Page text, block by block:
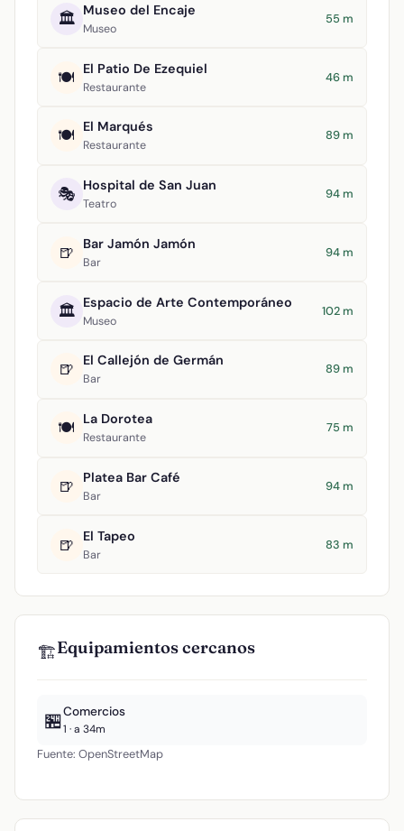
🏛️ Museo del Encaje
Museo
55 m
🍽️ El Patio De Ezequiel
Restaurante
46 m
🍽️ El Marqués
Restaurante
89 m
🎭 Hospital de San Juan
Teatro
94 m
🍺 Bar Jamón Jamón
Bar
94 m
🏛️ Espacio de Arte Contemporáneo
Museo
102 m
🍺 El Callejón de Germán
Bar
89 m
🍽️ La Dorotea
Restaurante
75 m
🍺 Platea Bar Café
Bar
94 m
🍺 El Tapeo
Bar
83 m
🏗️Equipamientos cercanos
🏪Comercios
1 · a 34m
Fuente: OpenStreetMap